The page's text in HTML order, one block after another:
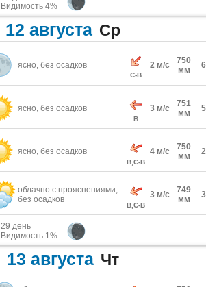
Видимость 4%
12 августа Ср
ясно, без осадков
С-В
2 м/с
750
мм
ясно, без осадков
В
3 м/с
751
мм
ясно, без осадков
В,С-В
4 м/с
750
мм
облачно с прояснениями,
без осадков
В,С-В
3 м/с
749
мм
29 день
Видимость 1%
13 августа Чт